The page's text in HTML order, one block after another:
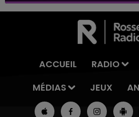
ACCUEIL RADIO
MÉDIAS
JEUX